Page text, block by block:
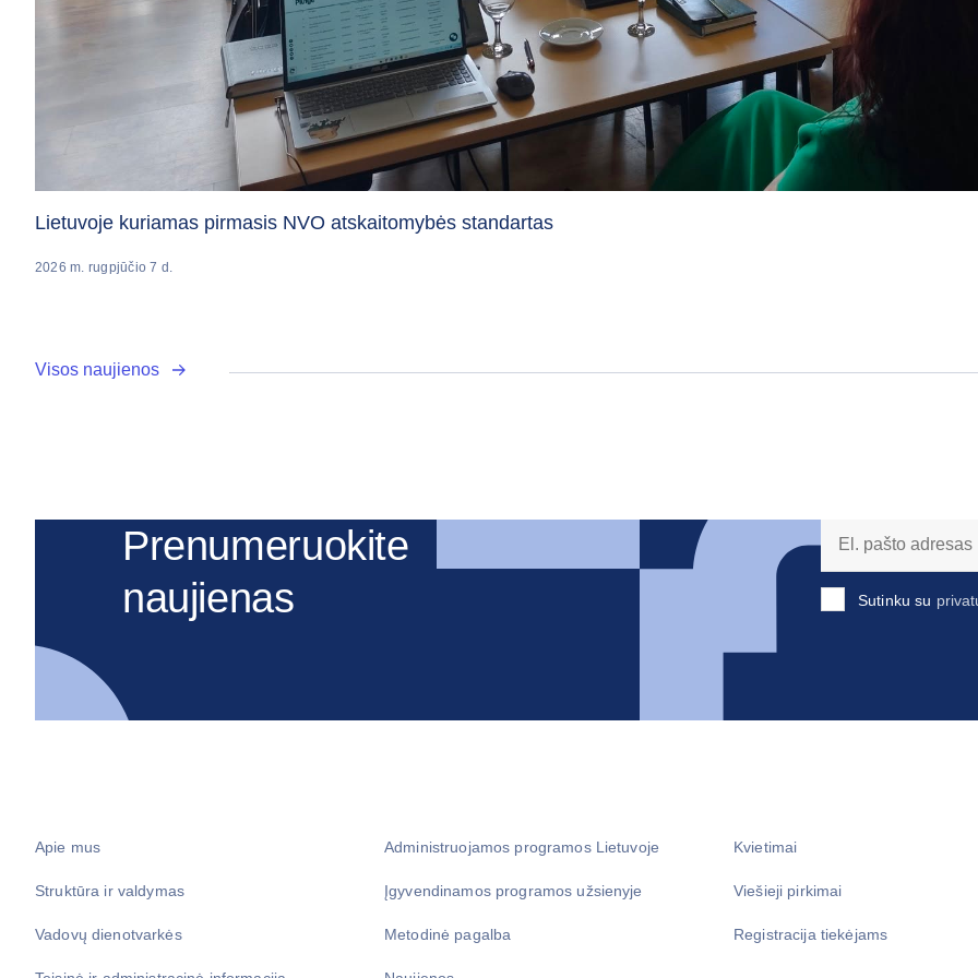
Lietuvoje kuriamas pirmasis NVO atskaitomybės standartas
2026 m. rugpjūčio 7 d.
Visos naujienos
Prenumeruokite
naujienas
Sutinku su
Apie mus
Struktūra ir valdymas
Vadovų dienotvarkės
Administruojamos programos Lietuvoje
Įgyvendinamos programos užsienyje
Metodinė pagalba
Kvietimai
Viešieji pirkimai
Registracija tiekėjams